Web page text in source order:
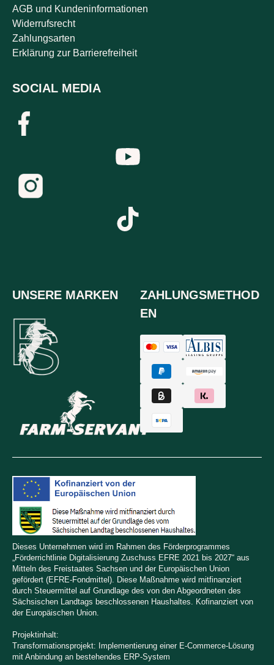
AGB und Kundeninformationen
Widerrufsrecht
Zahlungsarten
Erklärung zur Barrierefreiheit
SOCIAL MEDIA
UNSERE MARKEN
ZAHLUNGSMETHOD
EN
Dieses Unternehmen wird im Rahmen des Förderprogrammes
„Förderrichtlinie Digitalisierung Zuschuss EFRE 2021 bis 2027“ aus
Mitteln des Freistaates Sachsen und der Europäischen Union
gefördert (EFRE-Fondmittel). Diese Maßnahme wird mitfinanziert
durch Steuermittel auf Grundlage des von den Abgeordneten des
Sächsischen Landtags beschlossenen Haushaltes. Kofinanziert von
der Europäischen Union.
Projektinhalt:
Transformationsprojekt: Implementierung einer E-Commerce-Lösung
mit Anbindung an bestehendes ERP-System